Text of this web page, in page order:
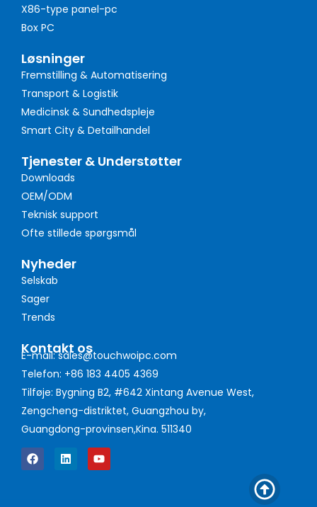
X86-type panel-pc
Box PC
Løsninger
Fremstilling & Automatisering
Transport & Logistik
Medicinsk & Sundhedspleje
Smart City & Detailhandel
Tjenester & Understøtter
Downloads
OEM/ODM
Teknisk support
Ofte stillede spørgsmål
Nyheder
Selskab
Sager
Trends
Kontakt os
E-mail: sales@touchwoipc.com
Telefon: +86 183 4405 4369
Tilføje: Bygning B2, #642 Xintang Avenue West,
Zengcheng-distriktet, Guangzhou by,
Guangdong-provinsen,Kina. 511340